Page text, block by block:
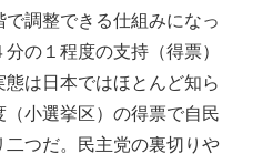
調整できる仕組みになっ
の１程度の支持（得票）
は日本ではほとんど知ら
小選挙区）の得票で自民
つだ。民主党の裏切りや